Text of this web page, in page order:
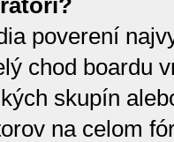
poverení
chod boardu
skupín
na celom